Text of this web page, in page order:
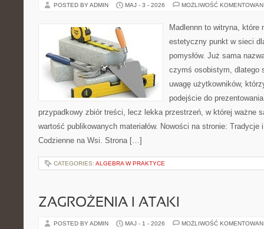
POSTED BY ADMIN MAJ - 3 - 2026 MOŻLIWOŚĆ
Madlennn to witryna, które
estetyczny punkt w sieci
pomysłów. Już sama
czymś osobistym, dlatego
uwagę użytkowników,
podejście do
przypadkowy zbiór treści, lecz lekka przestrzeń, w której ważne
wartość publikowanych materiałów. Nowości na stronie:
Codzienne na Wsi. Strona […]
CATEGORIES: ALGEBRA W PRAKTYCE
ZAGROŻENIA I ATAKI
POSTED BY ADMIN MAJ - 1 - 2026 MOŻLIWOŚĆ